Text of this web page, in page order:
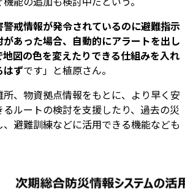
警戒情報が発令されているのに避難指示
あった場合、自動的にアラートを出し
図の色を変えたりできる仕組みを入れ
はずです」と植原さん。
、物資拠点情報をもとに、より早く安
ルートの検討を支援したり、過去の災
避難訓練などに活用できる機能なども